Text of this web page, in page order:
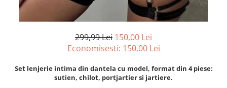
299,99 Lei 150,00 Lei
Economisesti: 150,00 Lei
Set lenjerie intima din dantela cu model, format din 4 piese:
sutien, chilot, portjartier si jartiere.